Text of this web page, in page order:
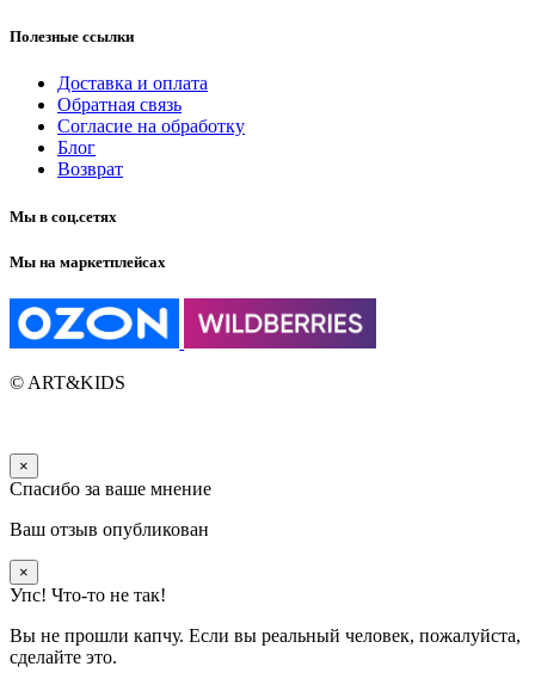
Полезные ссылки
Доставка и оплата
Обратная связь
Согласие на обработку
Блог
Возврат
Мы в соц.сетях
Мы на маркетплейсах
© ART&KIDS
×
Спасибо за ваше мнение
Ваш отзыв опубликован
×
Упс! Что-то не так!
Вы не прошли капчу. Если вы реальный человек, пожалуйста,
сделайте это.